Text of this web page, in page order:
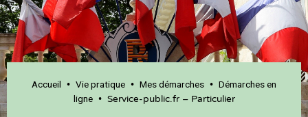
Accueil • Vie pratique • Mes démarches • Démarches en
ligne• Service-public.fr – Particulier